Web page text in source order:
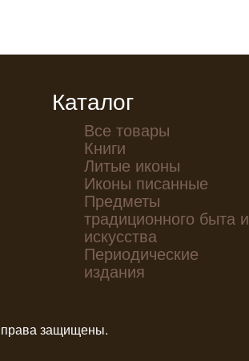
Каталог
Все товары
Книги
Литые иконы
Иконы писанные
Предметы
традиционного быта и
искусства
Периодические
издания
защищены.